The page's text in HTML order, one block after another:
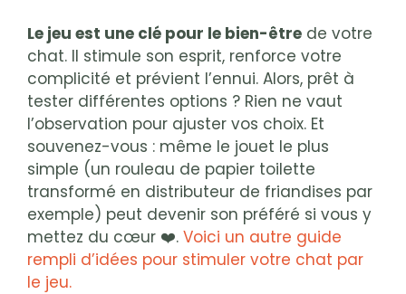
Le jeu est une clé pour le bien-être de votre
chat. Il stimule son esprit, renforce votre
complicité et prévient l’ennui. Alors, prêt à
tester différentes options ? Rien ne vaut
l’observation pour ajuster vos choix. Et
souvenez-vous : même le jouet le plus
simple (un rouleau de papier toilette
transformé en distributeur de friandises par
exemple) peut devenir son préféré si vous y
mettez du cœur ❤️. Voici un autre guide
rempli d’idées pour stimuler votre chat par
le jeu.